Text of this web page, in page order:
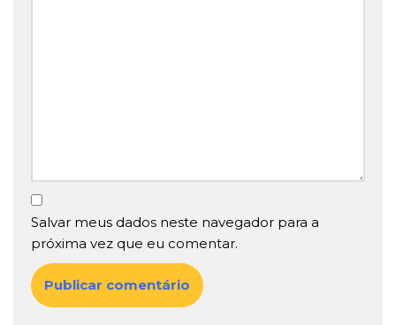
Salvar meus dados neste navegador para a
próxima vez que eu comentar.